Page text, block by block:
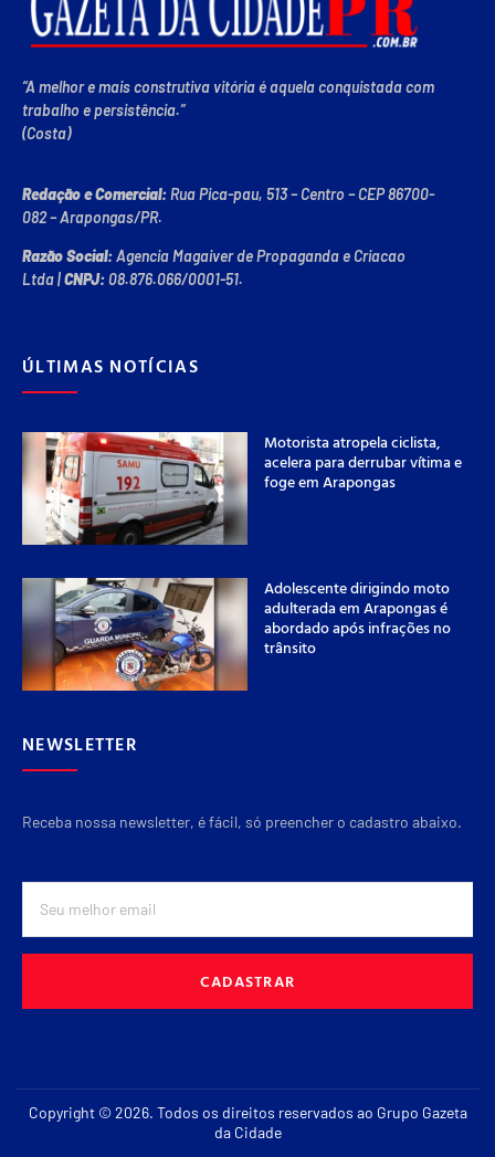
“A melhor e mais construtiva vitória é aquela conquistada com
trabalho e persistência.”
(Costa)
Redação e Comercial:Rua Pica-pau, 513 – Centro – CEP 86700-
082 – Arapongas/PR.
Razão Social:Agencia Magaiver de Propaganda e Criacao
Ltda|CNPJ:08.876.066/0001-51.
ÚLTIMAS NOTÍCIAS
Motorista atropela ciclista,
acelera para derrubar vítima e
foge em Arapongas
Adolescente dirigindo moto
adulterada em Arapongas é
abordado após infrações no
trânsito
NEWSLETTER
Receba nossa newsletter, é fácil, só preencher o cadastro abaixo.
CADASTRAR
Copyright © 2026. Todos os direitos reservados ao Grupo Gazeta
da Cidade